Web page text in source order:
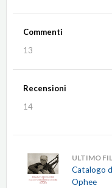
Commenti
13
Recensioni
14
ULTIMO
Catalogo
Ophee